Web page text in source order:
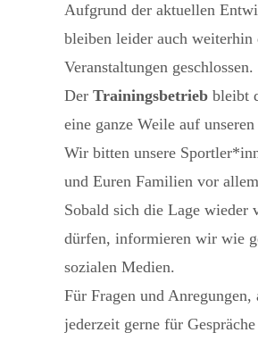
Aufgrund der aktuellen
bleiben leider auch
Veranstaltungen geschlossen.
Der Trainingsbetrieb bleibt
eine ganze Weile auf
Wir bitten unsere
und Euren Familien vor
Sobald sich die Lage wieder
dürfen, informieren wir wie
sozialen Medien.
Für Fragen und
jederzeit gerne für